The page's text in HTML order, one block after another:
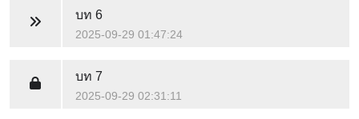
บท 6
2025-09-29 01:47:24
บท 7
2025-09-29 02:31:11